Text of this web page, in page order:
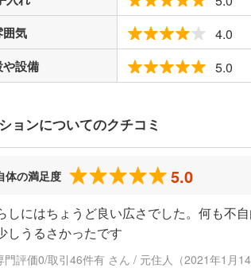
気 4.0
設備 5.0
ョンについてのクチコミ
体の満足度 5.0
しにはちょうど良い広さでした。何も不
しうるさかったです
門評価0/取引46件有 さん / 元住人（2021年1月14